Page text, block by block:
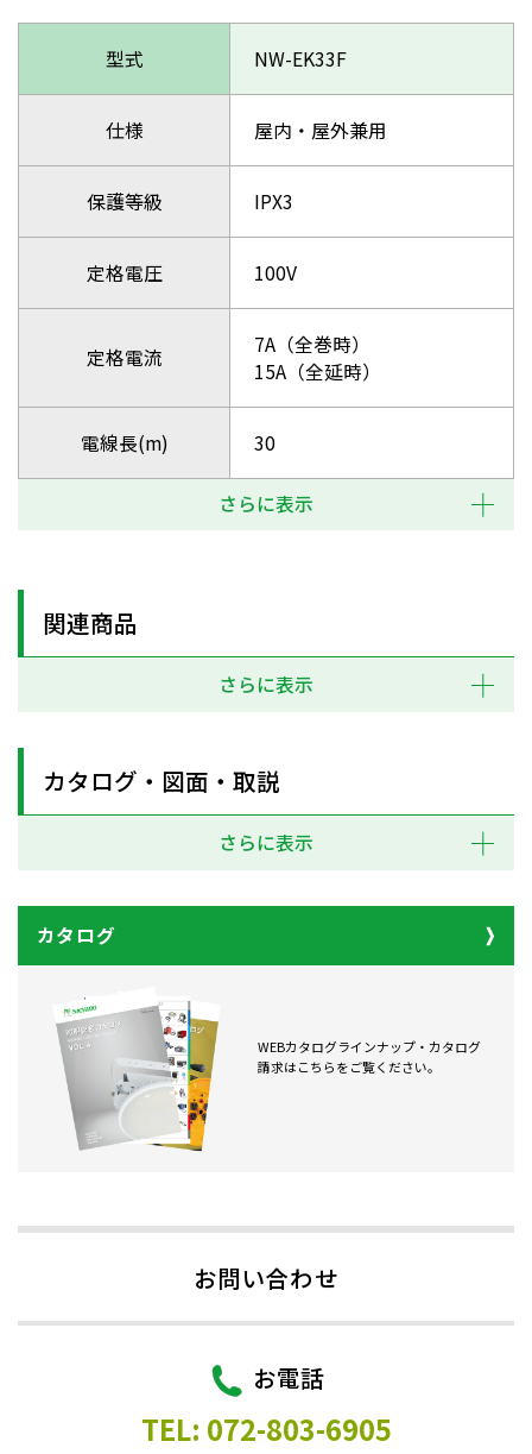
型式 NW-EK33F
仕様 屋内・屋外兼用
保護等級 IPX3
定格電圧 100V
定格電流
7A（全巻時）
15A（全延時）
電線長(m) 30
さらに表示
関連商品
さらに表示
カタログ・図面・取説
さらに表示
カタログ
WEBカタログラインナップ・カタログ
請求はこちらをご覧ください。
お問い合わせ
お電話
TEL: 072-803-6905